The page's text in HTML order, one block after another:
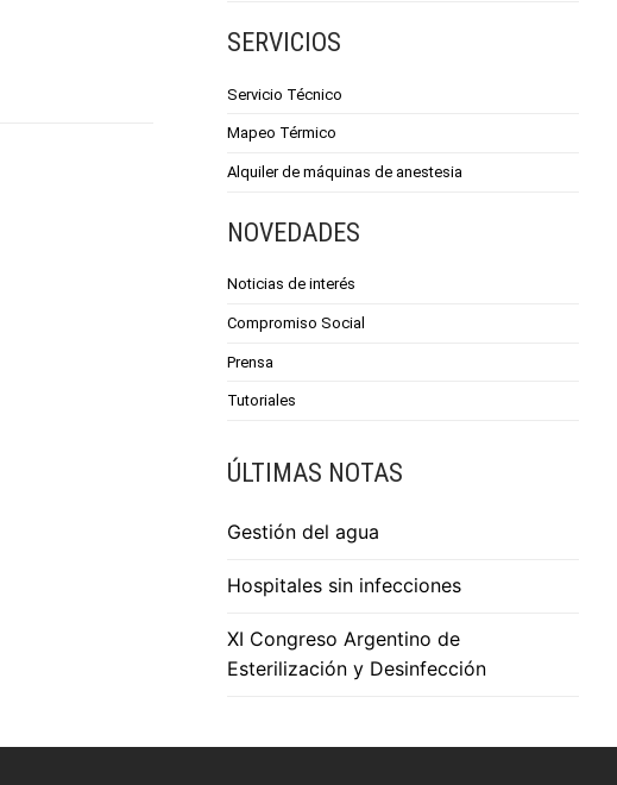
SERVICIOS
Servicio Técnico
Mapeo Térmico
Alquiler de máquinas de anestesia
NOVEDADES
Noticias de interés
Compromiso Social
Prensa
Tutoriales
ÚLTIMAS NOTAS
Gestión del agua
Hospitales sin infecciones
XI Congreso Argentino de
Esterilización y Desinfección